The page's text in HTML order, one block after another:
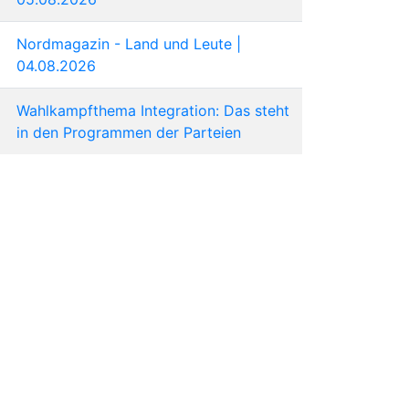
Nordmagazin - Land und Leute |
04.08.2026
Wahlkampfthema Integration: Das steht
in den Programmen der Parteien